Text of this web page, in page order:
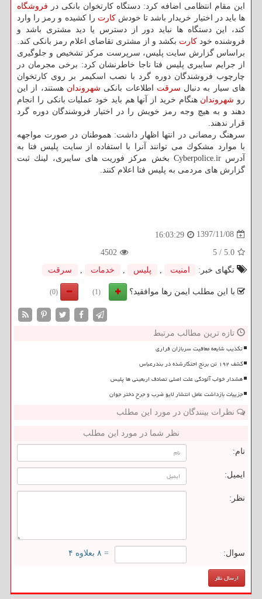
این مقام انتظامی اضافه كرد: دستگاه كارتخوان بانكی در فروشگاه
ها باید در اختیار خریدار باشد تا خودشكارت را كشیده و رمز را وارد
كند، این دستگاه ها نباید دور از دسترس یا دید مشتری باشد و
فروشنده خود كارت بكشد و از مشتری تقاضای اعلام رمز بانكی كند.
براساس گزارش سایت پلیس، سرپرست مركز تشخیص و جلوگیری
از جرایم سایبری پلیس فتا ناجا خاطرنشان كرد: برخی مجرمان در
چارچوب فروشندگان دوره گرد با نصب اسكیمر بر روی كارتخوان
های سیار به دنبال سرقت اطلاعات بانكی شهروندان هستند، از این
رو شهروندان هنگام خرید از آنها هم باید خود عملیات بانكی را انجام
دهند و به هیچ وجه رمز خویش را در اختیار فروشندگان دوره گرد
قرار ندهند.
سرهنگ رمضانی در انتها اظهار داشت: هموطنان در صورت مواجهه
با موارد مشكوك می توانند آنرا با استفاده از سایت پلیس فتا به
آدرس Cyberpolice.ir بخش مركز فوریت های سایبری، لینك ثبت
گزارش های مردمی به پلیس فتا اعلام كنند.
1397/11/08
16:03:29
5.0
/
5
4502
تگهای خبر:
امنیت , پلیس , خدمات , سرقت
با این مطلب ایمن رها موافقید؟ (1)
(0)
تازه ترین مطالب مرتبط
تکذیب شایعه معافیت سربازان فراری
کشف ۱۹۲ تن برنج احتکارشده در بندرعباس
هشدار خواب آلودگی علت اصلی تصادف اربعینی ها پلیس
جزییات بازداشت عامل انتشار لایو ضرب و جرح دختر جوان
نظرات بینندگان در مورد این مطلب
نظر شما در مورد این مطلب
نام:
ایمیل:
نظر:
سوال: = ۸ بعلاوه ۴